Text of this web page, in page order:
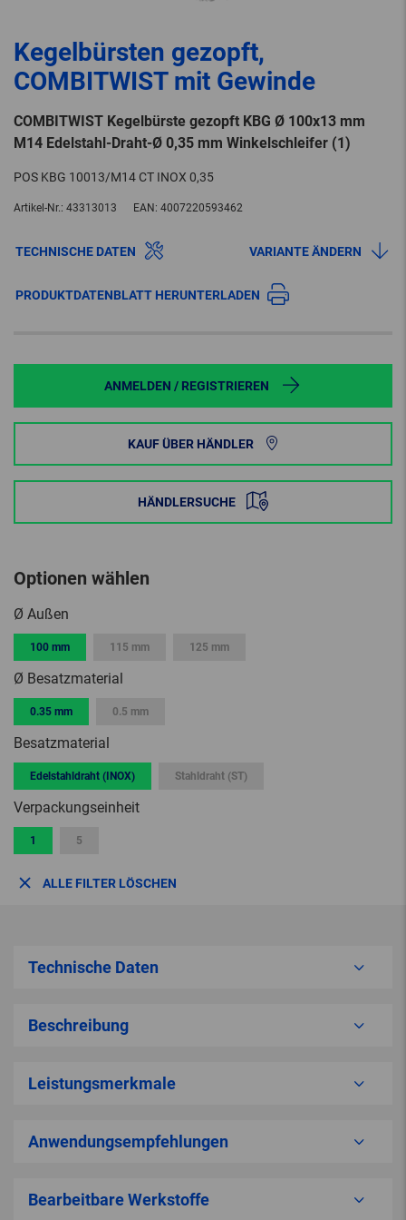
Kegelbürsten gezopft,
COMBITWIST mit Gewinde
COMBITWIST Kegelbürste gezopft KBG Ø 100x13 mm
M14 Edelstahl-Draht-Ø 0,35 mm Winkelschleifer (1)
POS KBG 10013/M14 CT INOX 0,35
Artikel-Nr.: 43313013 EAN: 4007220593462
TECHNISCHE DATEN VARIANTE ÄNDERN
PRODUKTDATENBLATT HERUNTERLADEN
ANMELDEN / REGISTRIEREN
KAUF ÜBER HÄNDLER
HÄNDLERSUCHE
Optionen wählen
Ø Außen
100 mm 115 mm 125 mm
Ø Besatzmaterial
0.35 mm 0.5 mm
Besatzmaterial
Edelstahldraht (INOX) Stahldraht (ST)
Verpackungseinheit
1 5
ALLE FILTER LÖSCHEN
Technische Daten
Beschreibung
Leistungsmerkmale
Anwendungsempfehlungen
Bearbeitbare Werkstoffe